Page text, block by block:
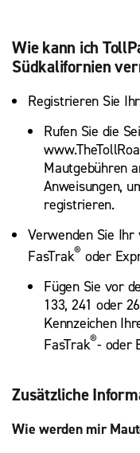
Wie kann ich
Südkalifornien
Registrieren Sie
Rufen Sie die
Mautgebühren
Anweisungen,
registrieren.
Verwenden Sie
FasTrak® oder
Fügen Sie vor
133, 241 oder
Kennzeichen
FasTrak®- oder
Zusätzliche
Wie werden mir